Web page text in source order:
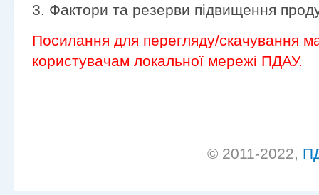
3. Фактори та резерви підвищення
Посилання для перегляду/скачування
користувачам локальної мережі ПДАУ.
© 2011-2022,